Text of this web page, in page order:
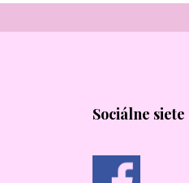
Sociálne siete